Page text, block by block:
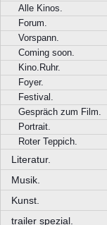
Alle Kinos.
Forum.
Vorspann.
Coming soon.
Kino.Ruhr.
Foyer.
Festival.
Gespräch zum Film.
Portrait.
Roter Teppich.
Literatur.
Musik.
Kunst.
trailer spezial.